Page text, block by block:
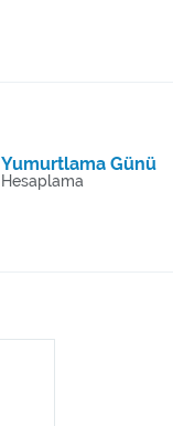
Yumurtlama Günü
Hesaplama